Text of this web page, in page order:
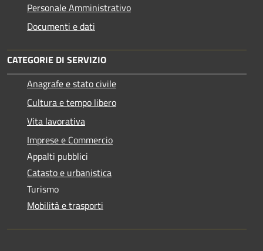
Personale Amministrativo
Documenti e dati
CATEGORIE DI SERVIZIO
Anagrafe e stato civile
Cultura e tempo libero
Vita lavorativa
Imprese e Commercio
Appalti pubblici
Catasto e urbanistica
Turismo
Mobilità e trasporti